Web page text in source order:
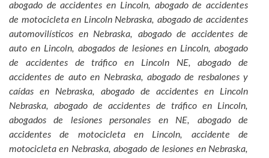
abogado de accidentes en Lincoln, abogado de accidentes
de motocicleta en Lincoln Nebraska, abogado de accidentes
automovilísticos en Nebraska, abogado de accidentes de
auto en Lincoln, abogados de lesiones en Lincoln, abogado
de accidentes de tráfico en Lincoln NE, abogado de
accidentes de auto en Nebraska, abogado de resbalones y
caídas en Nebraska, abogado de accidentes en Lincoln
Nebraska, abogado de accidentes de tráfico en Lincoln,
abogados de lesiones personales en NE, abogado de
accidentes de motocicleta en Lincoln, accidente de
motocicleta en Nebraska, abogado de lesiones en Nebraska,